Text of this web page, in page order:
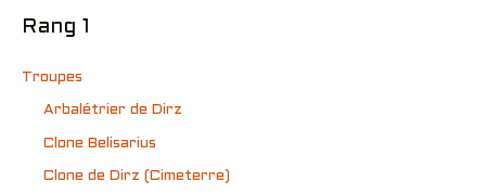
Rang 1
Troupes
Arbalétrier de Dirz
Clone Belisarius
Clone de Dirz (Cimeterre)